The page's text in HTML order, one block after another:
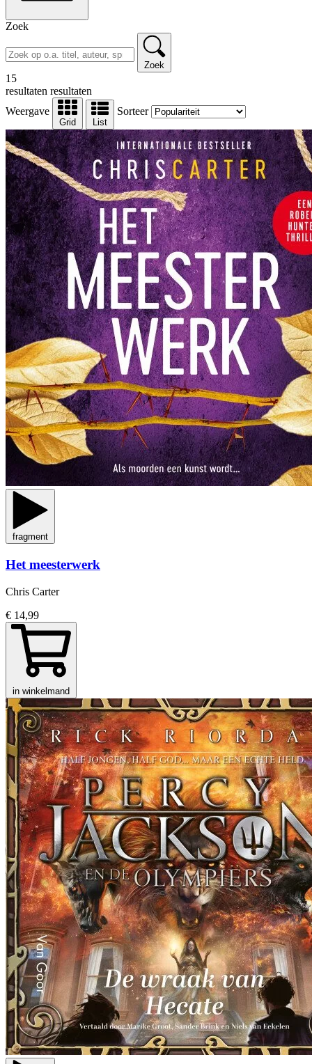
Zoek
Zoek
15
resultaten resultaten
Weergave
Grid List
Sorteer
fragment
Het meesterwerk
Chris Carter
€ 14,99
in winkelmand